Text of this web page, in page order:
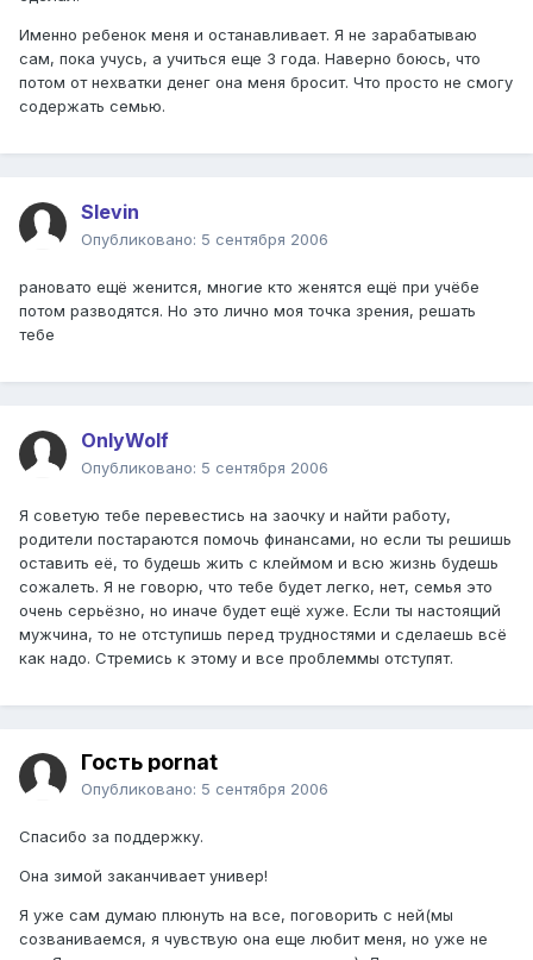
Именно ребенок меня и останавливает. Я не зарабатываю
сам, пока учусь, а учиться еще 3 года. Наверно боюсь, что
потом от нехватки денег она меня бросит. Что просто не смогу
содержать семью.
Slevin
Опубликовано: 5 сентября 2006
рановато ещё женится, многие кто женятся ещё при учёбе
потом разводятся. Но это лично моя точка зрения, решать
тебе
OnlyWolf
Опубликовано: 5 сентября 2006
Я советую тебе перевестись на заочку и найти работу,
родители постараются помочь финансами, но если ты решишь
оставить её, то будешь жить с клеймом и всю жизнь будешь
сожалеть. Я не говорю, что тебе будет легко, нет, семья это
очень серьёзно, но иначе будет ещё хуже. Если ты настоящий
мужчина, то не отступишь перед трудностями и сделаешь всё
как надо. Стремись к этому и все проблеммы отступят.
Гость pornat
Опубликовано: 5 сентября 2006
Спасибо за поддержку.
Она зимой заканчивает универ!
Я уже сам думаю плюнуть на все, поговорить с ней(мы
созваниваемся, я чувствую она еще любит меня, но уже не